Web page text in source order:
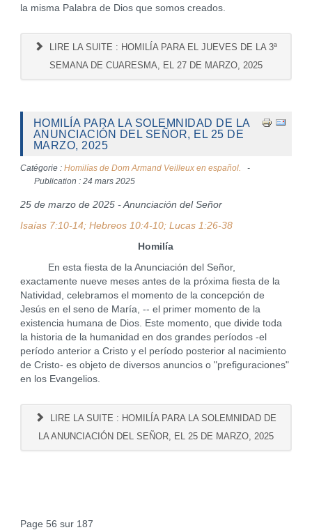
la misma Palabra de Dios que somos creados.
LIRE LA SUITE : HOMILÍA PARA EL JUEVES DE LA 3ª
SEMANA DE CUARESMA, EL 27 DE MARZO, 2025
HOMILÍA PARA LA SOLEMNIDAD DE LA
ANUNCIACIÓN DEL SEÑOR, EL 25 DE
MARZO, 2025
Catégorie : Homilías de Dom Armand Veilleux en español.
Publication : 24 mars 2025
25 de marzo de 2025 - Anunciación del Señor
Isaías 7:10-14; Hebreos 10:4-10; Lucas 1:26-38
Homilía
En esta fiesta de la Anunciación del Señor,
exactamente nueve meses antes de la próxima fiesta de la
Natividad, celebramos el momento de la concepción de
Jesús en el seno de María, -- el primer momento de la
existencia humana de Dios. Este momento, que divide toda
la historia de la humanidad en dos grandes períodos -el
período anterior a Cristo y el período posterior al nacimiento
de Cristo- es objeto de diversos anuncios o "prefiguraciones"
en los Evangelios.
LIRE LA SUITE : HOMILÍA PARA LA SOLEMNIDAD DE
LA ANUNCIACIÓN DEL SEÑOR, EL 25 DE MARZO, 2025
Page 56 sur 187